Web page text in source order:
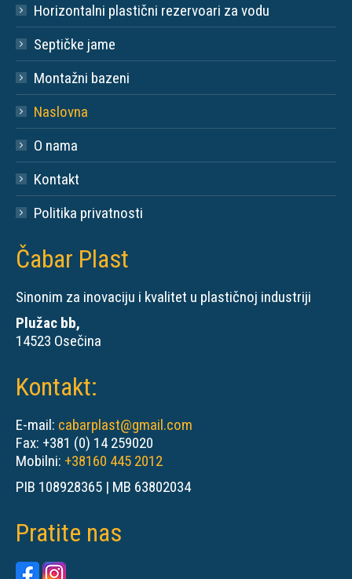
Horizontalni plastični rezervoari za vodu
Septičke jame
Montažni bazeni
Naslovna
O nama
Kontakt
Politika privatnosti
Čabar Plast
Sinonim za inovaciju i kvalitet u plastičnoj industriji
Plužac bb,
14523 Osečina
Kontakt:
E-mail: cabarplast@gmail.com
Fax: +381 (0) 14 259020
Mobilni: +38160 445 2012
PIB 108928365 | MB 63802034
Pratite nas